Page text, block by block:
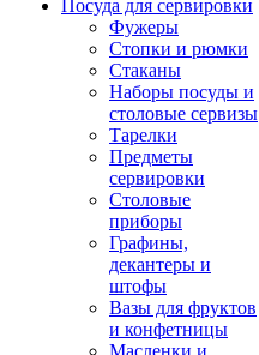
Посуда для сервировки
Фужеры
Стопки и рюмки
Стаканы
Наборы посуды и
столовые сервизы
Тарелки
Предметы
сервировки
Столовые
приборы
Графины,
декантеры и
штофы
Вазы для фруктов
и конфетницы
Масленки и